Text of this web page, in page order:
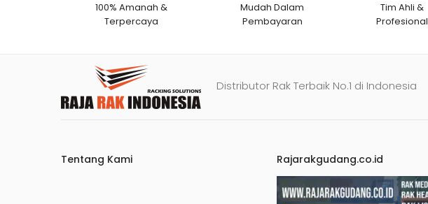
100% Amanah &
Terpercaya
Mudah Dalam
Pembayaran
Tim Ahli &
Profesional
Distributor Rak Terbaik No.1 di Indonesia
Tentang Kami Rajarakgudang.co.id